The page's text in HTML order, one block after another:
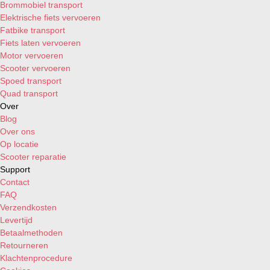
Garelli Freeland 150 AIR 4T E1 '01-'02
Garelli Joker 125-150 AIR 4T E1 '01-'02
Garelli T-Rex 150 AIR 4T E1 '99-'01
Brommobiel transport
Elektrische fiets vervoeren
Fatbike transport
Fiets laten vervoeren
Motor vervoeren
Scooter vervoeren
Spoed transport
Quad transport
Over
Blog
Over ons
Op locatie
Scooter reparatie
Support
Contact
FAQ
Verzendkosten
Levertijd
Betaalmethoden
Retourneren
Klachtenprocedure